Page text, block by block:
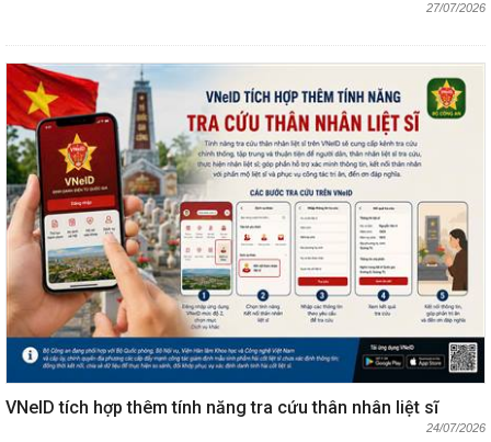
27/07/2026
VNeID tích hợp thêm tính năng tra cứu thân nhân liệt sĩ
24/07/2026